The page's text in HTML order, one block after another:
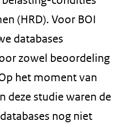
(HRD). Voor BOI
databases
zowel beoordeling
het moment van
deze studie waren de
nog niet